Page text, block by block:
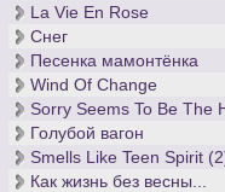
La Vie En Rose
Снег
Песенка мамонтёнка
Wind Of Change
Sorry Seems To Be The
Голубой вагон
Smells Like Teen Spirit
Как жизнь без весны...